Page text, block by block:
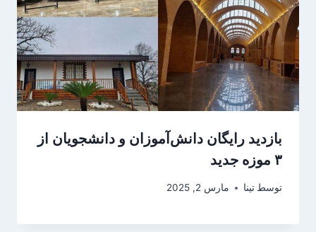
بازدید رایگان دانش‌آموزان و دانشجویان از
۳ موزه جدید
توسط تینا مارس 2, 2025